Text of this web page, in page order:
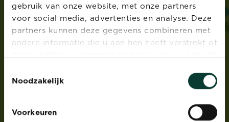
gebruik van onze website, met onze partners
voor social media, advertenties en analyse. Deze
partners kunnen deze gegevens combineren met
andere informatie die u aan hen heeft verstrekt of
die ze hebben verzameld op basis van uw gebruik
Noodzakelijk
Voorkeuren
ADRES
Evergreen Garden Care Belgium bvba sprl,
Dieptestraat 2 bus 11, 9160 Lokeren, België
Gazonverzorging